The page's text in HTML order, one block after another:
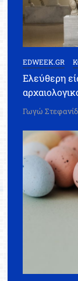
EDWEEK.GR
Ελεύθερη
Γωγώ